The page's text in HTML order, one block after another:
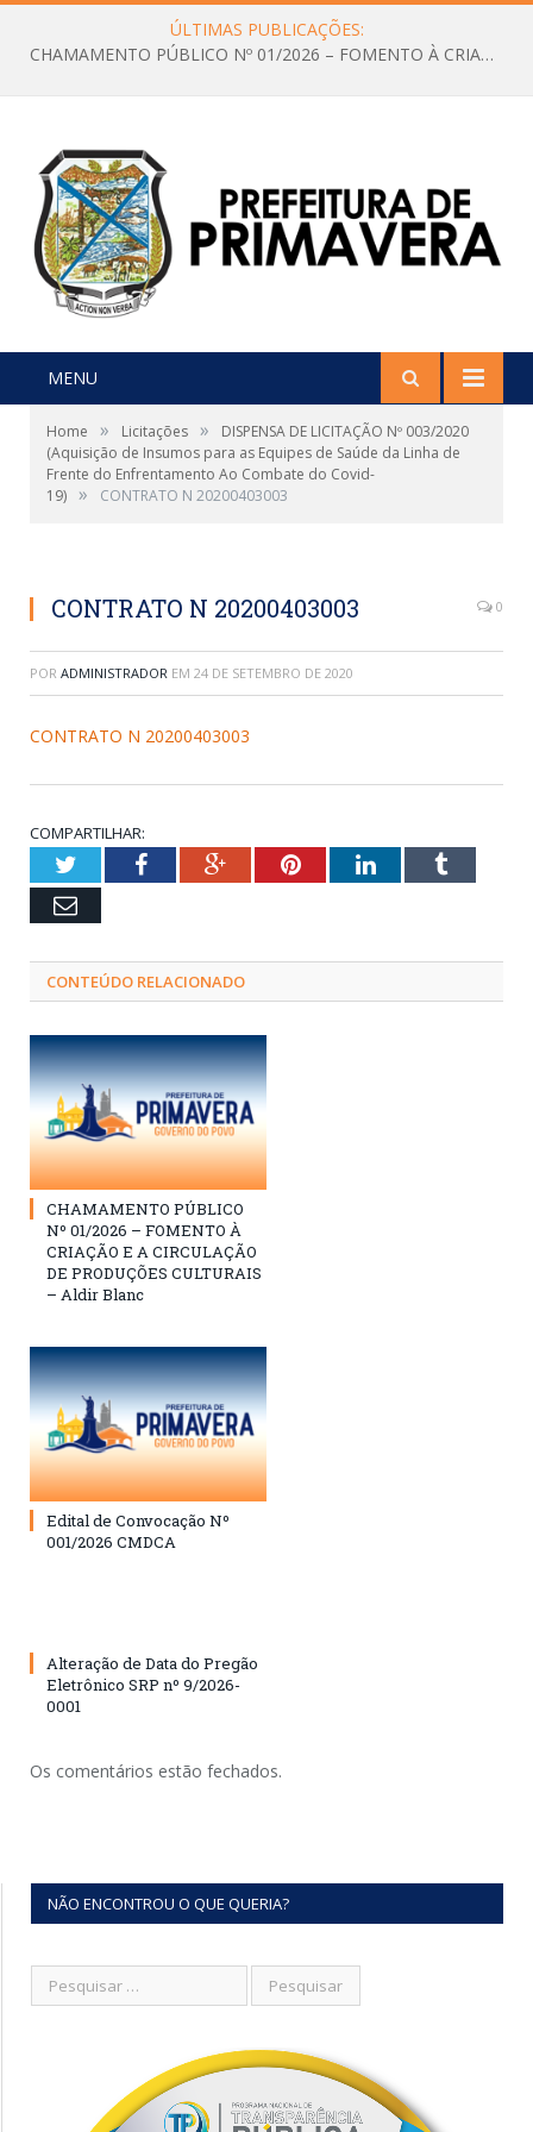
ÚLTIMAS PUBLICAÇÕES:
CHAMAMENTO PÚBLICO Nº 01/2026 – FOMENTO À CRIAÇÃO E A CIRCULAÇÃO DE PRODUÇÕES CULTURAIS – Aldir Blanc
MENU
Home » Licitações »
DISPENSA DE LICITAÇÃO Nº 003/2020
(Aquisição de Insumos para as Equipes de Saúde da Linha de
Frente do Enfrentamento Ao Combate do Covid-
19) » CONTRATO N 20200403003
CONTRATO N 20200403003 0
POR ADMINISTRADOR EM 24 DE SETEMBRO DE 2020
CONTRATO N 20200403003
COMPARTILHAR:
TwitterFacebookGoogle+PinterestLinkedInTumblr
Email
CONTEÚDO RELACIONADO
CHAMAMENTO PÚBLICO
Nº 01/2026 – FOMENTO À
CRIAÇÃO E A CIRCULAÇÃO
DE PRODUÇÕES CULTURAIS
– Aldir Blanc
Edital de Convocação Nº
001/2026 CMDCA
Alteração de Data do Pregão
Eletrônico SRP nº 9/2026-
0001
Os comentários estão fechados.
NÃO ENCONTROU O QUE QUERIA?